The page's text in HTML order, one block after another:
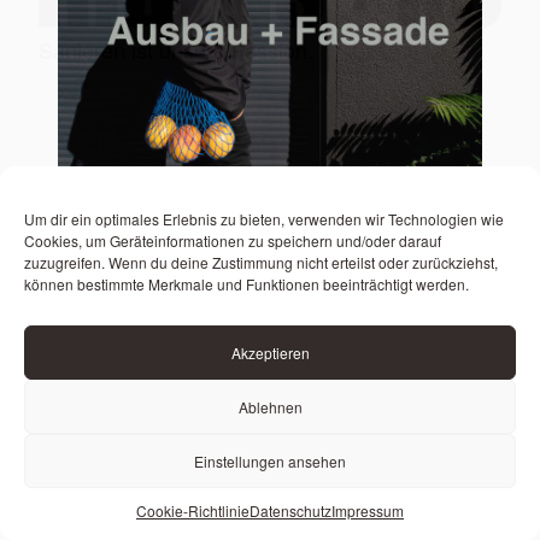
Um dir ein optimales Erlebnis zu bieten, verwenden wir Technologien wie
Cookies, um Geräteinformationen zu speichern und/oder darauf
zuzugreifen. Wenn du deine Zustimmung nicht erteilst oder zurückziehst,
können bestimmte Merkmale und Funktionen beeinträchtigt werden.
Akzeptieren
Ablehnen
Einstellungen ansehen
Cookie-RichtlinieDatenschutzImpressum
Sanieren ist unsere Passion.